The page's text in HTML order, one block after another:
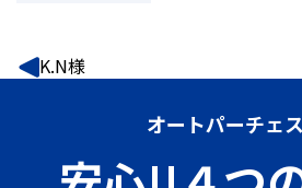
K.N様
オートパーチェ